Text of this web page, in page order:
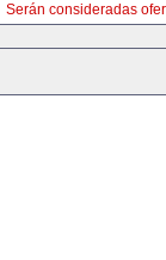
Serán consideradas